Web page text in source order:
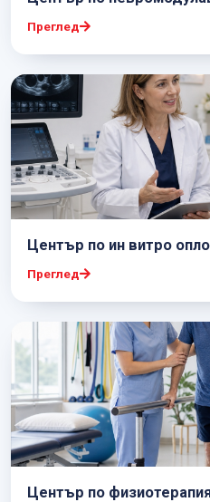
Преглед
Център по ин витро
Преглед
Център по